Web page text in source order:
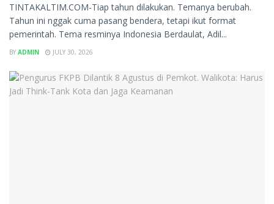
TINTAKALTIM.COM-Tiap tahun dilakukan. Temanya berubah.
Tahun ini nggak cuma pasang bendera, tetapi ikut format
pemerintah. Tema resminya Indonesia Berdaulat, Adil...
BY ADMIN JULY 30, 2026